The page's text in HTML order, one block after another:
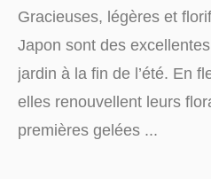
Gracieuses, légères et
Japon sont des
jardin à la fin de l’été. En
elles renouvellent leurs
premières gelées ...